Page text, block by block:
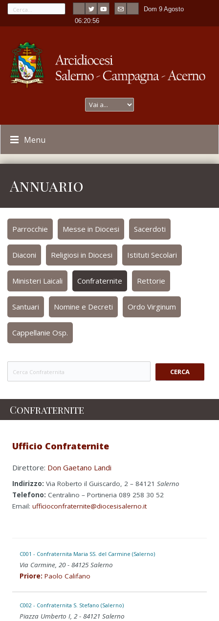
Dom 9 Agosto
-06:20:56
Menu
Annuario
Parrocchie Messe in Diocesi Sacerdoti
Diaconi Religiosi in Diocesi Istituti Secolari
Ministeri Laicali Confraternite Rettorie
Santuari Nomine e Decreti Ordo Virginum
Cappellanie Osp.
CERCA
Confraternite
Ufficio Confraternite
Direttore: Don Gaetano Landi
Indirizzo: Via Roberto il Guiscardo, 2 – 84121 Salerno
Telefono: Centralino – Portineria 089 258 30 52
Email: ufficioconfraternite@diocesisalerno.it
C001 - Confraternita Maria SS. del Carmine (Salerno)
Via Carmine, 20 - 84125 Salerno
Priore: Paolo Califano
C002 - Confraternita S. Stefano (Salerno)
Piazza Umberto I, 2 - 84121 Salerno